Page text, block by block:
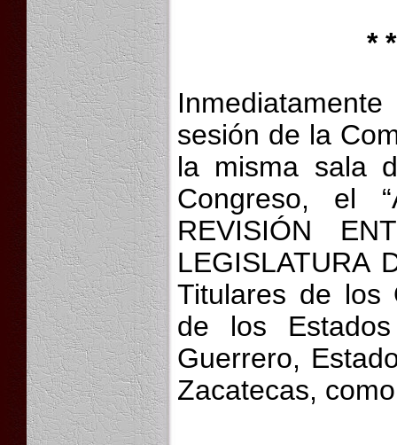
*
sesión de la
la misma sala
Congreso, el
REVISIÓN
LEGISLATURA
Titulares de los
de los
Guerrero,
Zacatecas,